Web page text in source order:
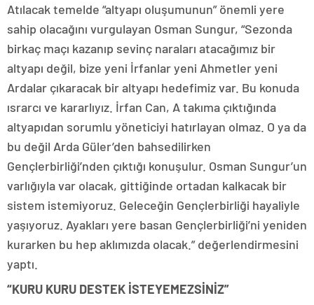
Atılacak temelde “altyapı oluşumunun” önemli yere
sahip olacağını vurgulayan Osman Sungur, “Sezonda
birkaç maçı kazanıp sevinç naraları atacağımız bir
altyapı değil, bize yeni İrfanlar yeni Ahmetler yeni
Ardalar çıkaracak bir altyapı hedefimiz var. Bu konuda
ısrarcı ve kararlıyız. İrfan Can, A takıma çıktığında
altyapıdan sorumlu yöneticiyi hatırlayan olmaz. O ya da
bu değil Arda Güler’den bahsedilirken
Gençlerbirliği’nden çıktığı konuşulur. Osman Sungur’un
varlığıyla var olacak, gittiğinde ortadan kalkacak bir
sistem istemiyoruz. Geleceğin Gençlerbirliği hayaliyle
yaşıyoruz. Ayakları yere basan Gençlerbirliği’ni yeniden
kurarken bu hep aklımızda olacak.” değerlendirmesini
yaptı.
“KURU KURU DESTEK İSTEYEMEZSİNİZ”